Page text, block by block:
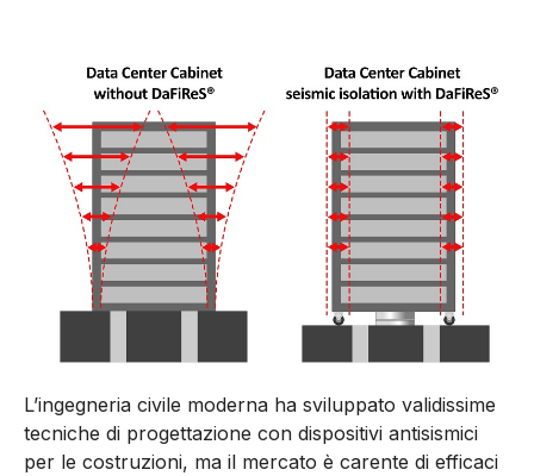
L’ingegneria civile moderna ha sviluppato validissime
tecniche di progettazione con dispositivi antisismici
per le costruzioni, ma il mercato è carente di efficaci